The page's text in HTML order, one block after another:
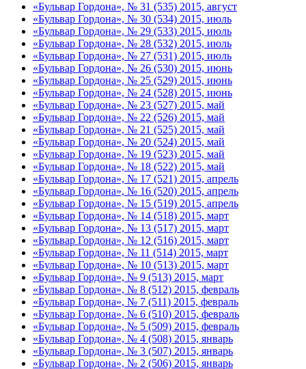
«Бульвар Гордона», № 31 (535) 2015, август
«Бульвар Гордона», № 30 (534) 2015, июль
«Бульвар Гордона», № 29 (533) 2015, июль
«Бульвар Гордона», № 28 (532) 2015, июль
«Бульвар Гордона», № 27 (531) 2015, июль
«Бульвар Гордона», № 26 (530) 2015, июнь
«Бульвар Гордона», № 25 (529) 2015, июнь
«Бульвар Гордона», № 24 (528) 2015, июнь
«Бульвар Гордона», № 23 (527) 2015, май
«Бульвар Гордона», № 22 (526) 2015, май
«Бульвар Гордона», № 21 (525) 2015, май
«Бульвар Гордона», № 20 (524) 2015, май
«Бульвар Гордона», № 19 (523) 2015, май
«Бульвар Гордона», № 18 (522) 2015, май
«Бульвар Гордона», № 17 (521) 2015, апрель
«Бульвар Гордона», № 16 (520) 2015, апрель
«Бульвар Гордона», № 15 (519) 2015, апрель
«Бульвар Гордона», № 14 (518) 2015, март
«Бульвар Гордона», № 13 (517) 2015, март
«Бульвар Гордона», № 12 (516) 2015, март
«Бульвар Гордона», № 11 (514) 2015, март
«Бульвар Гордона», № 10 (513) 2015, март
«Бульвар Гордона», № 9 (513) 2015, март
«Бульвар Гордона», № 8 (512) 2015, февраль
«Бульвар Гордона», № 7 (511) 2015, февраль
«Бульвар Гордона», № 6 (510) 2015, февраль
«Бульвар Гордона», № 5 (509) 2015, февраль
«Бульвар Гордона», № 4 (508) 2015, январь
«Бульвар Гордона», № 3 (507) 2015, январь
«Бульвар Гордона», № 2 (506) 2015, январь